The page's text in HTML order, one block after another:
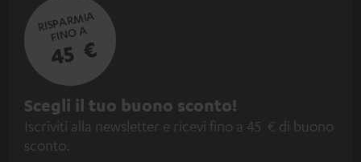
RISPARMIA
FINO A
45 €
I
s
c
Scegli il tuo buono sconto!
Iscriviti alla newsletter e ricevi fino a 45 € di buono
sconto.